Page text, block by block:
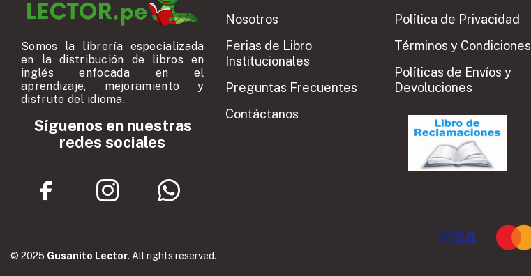
Somos la librería especializada
en la distribución de libros en
inglés enfocada en el
aprendizaje, mejoramiento y
disfrute del idioma.
Síguenos en nuestras
redes sociales
Nosotros
Ferias de Libro
Institucionales
Preguntas Frecuentes
Contáctanos
Política de Privacidad
Términos y Condiciones
Políticas de Envíos y
Devoluciones
© 2025 Gusanito Lector. All rights reserved.